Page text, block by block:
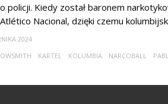
policji. Kiedy został baronem
Nacional, dzięki czemu
2024
KARTEL KOLUMBIA NARCOBALL